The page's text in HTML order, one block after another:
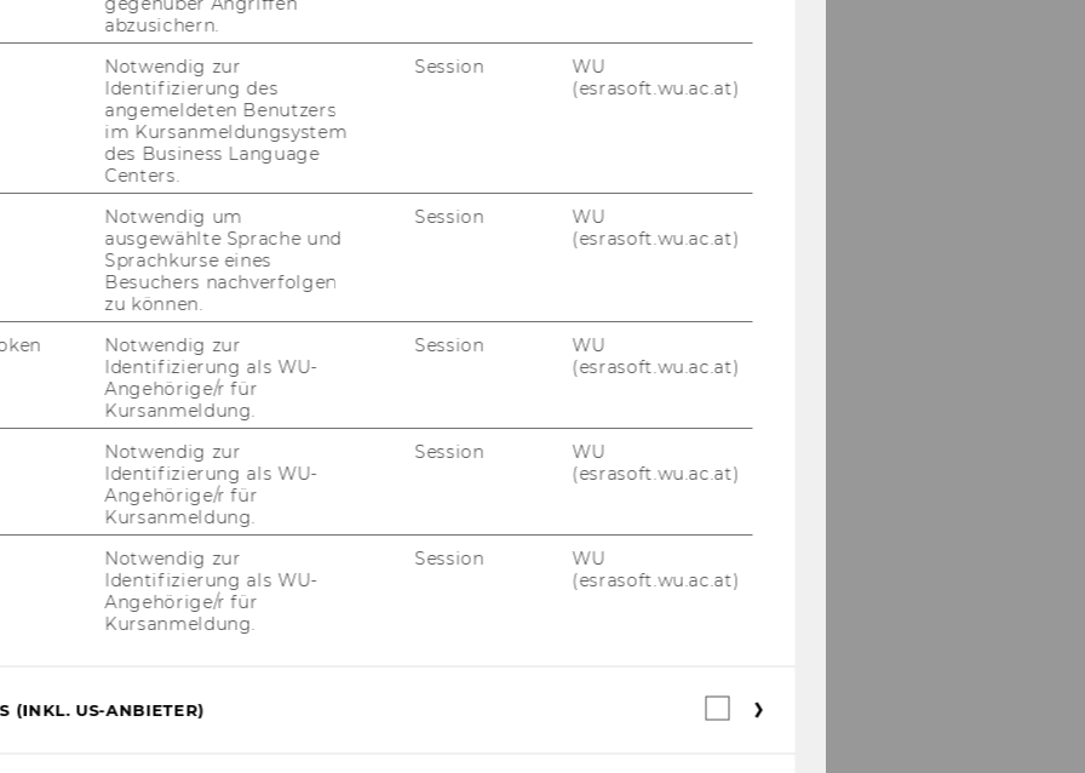
den näheren Bestimmungen der
Projektleiterin/Projektleiter
Mag. Hildegard Mader
ao.Univ.Prof. Dr. Wilfried
Altzinger
Rek­tor
26. Stück166)
und Projektleiter
werden gemäß § 27 Abs 2
der für die Vertragserfüllung
und zur Verfügung über die Geldmittel
diesem Vertrag sowie gemäß § 5 der
Bevollmächtigung von
der Wirtschaftsuniversität Wien
freien Dienstverträgen sowie
den näheren Bestimmungen der
abzusichern.
Notwendig zur
Identifizierung des
angemeldeten Benutzers
im Kursanmeldungsystem
des Business Language
Centers.
Session
WU
(esrasoft.wu.ac.at)
Notwendig um
ausgewählte Sprache und
Sprachkurse eines
Besuchers nachverfolgen
zu können.
Session
WU
(esrasoft.wu.ac.at)
Notwendig zur
Identifizierung als WU-
Angehörige/r für
Kursanmeldung.
Session
WU
(esrasoft.wu.ac.at)
Notwendig zur
Identifizierung als WU-
Angehörige/r für
Kursanmeldung.
Session
WU
(esrasoft.wu.ac.at)
Notwendig zur
Identifizierung als WU-
Angehörige/r für
Kursanmeldung.
Session
WU
(esrasoft.wu.ac.at)
(INKL. US-ANBIETER)
Webstatistik